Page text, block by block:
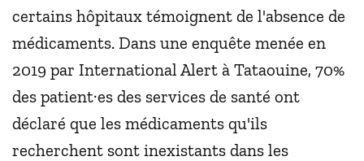
certains hôpitaux témoignent de l'absence de
médicaments. Dans une enquête menée en
2019 par International Alert à Tataouine, 70%
des patient·es des services de santé ont
déclaré que les médicaments qu'ils
recherchent sont inexistants dans les